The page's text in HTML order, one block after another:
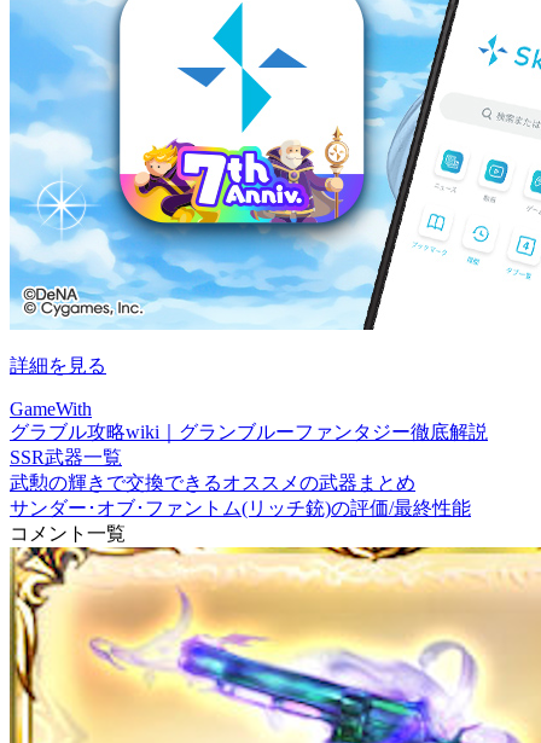
詳細を見る
GameWith
グラブル攻略wiki｜グランブルーファンタジー徹底解説
SSR武器一覧
武勲の輝きで交換できるオススメの武器まとめ
サンダー･オブ･ファントム(リッチ銃)の評価/最終性能
コメント一覧